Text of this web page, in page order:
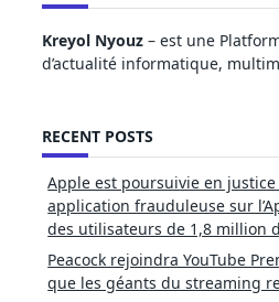
Kreyol Nyouz – est une
d’actualité informatique,
RECENT POSTS
Apple est poursuivie en justice
application frauduleuse sur
des utilisateurs de 1,8 million
Peacock rejoindra YouTube
que les géants du streaming